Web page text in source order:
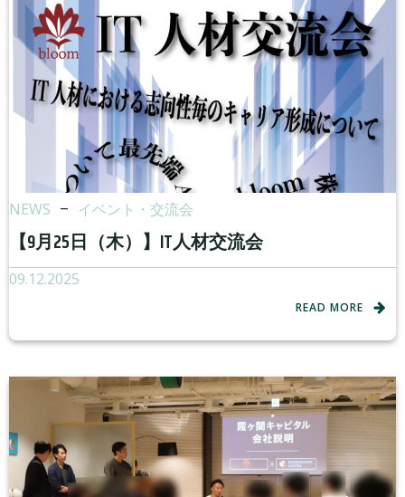
NEWS – イベント・交流会
【9月25日（木）】IT人材交流会
09.12.2025
READ MORE